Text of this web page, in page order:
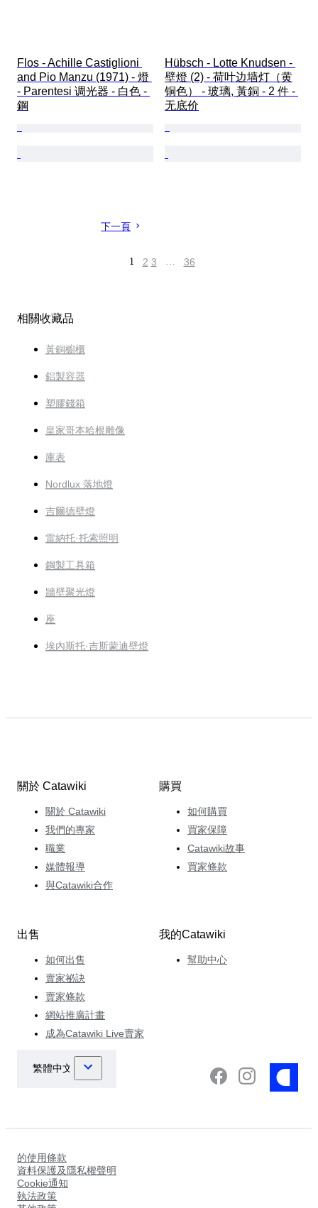
Flos - Achille Castiglioni
and Pio Manzu (1971) - 燈
- Parentesi 调光器 - 白色 -
鋼
Hübsch - Lotte Knudsen -
壁燈 (2) - 荷叶边墙灯（黄
铜色） - 玻璃, 黃銅 - 2 件 -
无底价
下一頁
1 2 3 … 36
相關收藏品
黃銅櫥櫃
鋁製容器
塑膠錢箱
皇家哥本哈根雕像
庫表
Nordlux 落地燈
吉爾德壁燈
雷納托·托索照明
鋼製工具箱
牆壁聚光燈
座
埃內斯托·吉斯蒙迪壁燈
關於 Catawiki
關於 Catawiki
我們的專家
職業
媒體報導
與Catawiki合作
購買
如何購買
買家保障
Catawiki故事
買家條款
出售
如何出售
賣家祕訣
賣家條款
網站推廣計畫
成為Catawiki Live賣家
我的Catawiki
幫助中心
的使用條款
資料保護及隱私權聲明
Cookie通知
執法政策